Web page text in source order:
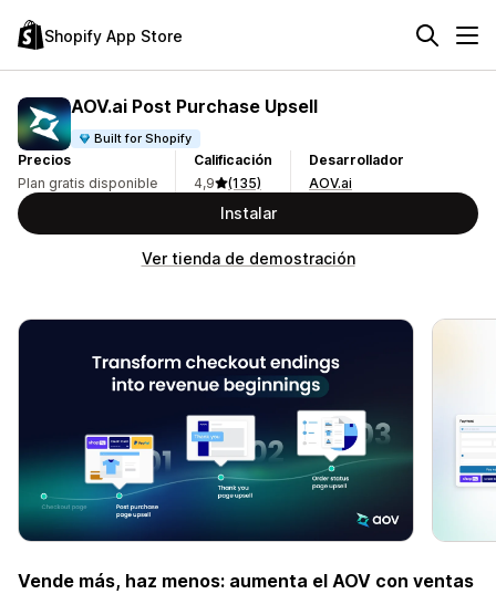
Shopify App Store
AOV.ai Post Purchase Upsell
Built for Shopify
Precios
Plan gratis disponible
Calificación
4,9
(135)
Desarrollador
AOV.ai
Instalar
Ver tienda de demostración
Vende más, haz menos: aumenta el AOV con ventas